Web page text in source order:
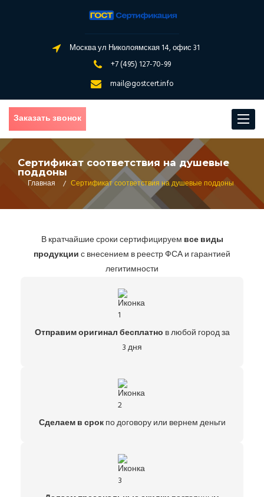
Москва ул Николоямская 14, офис 31
+7 (495) 127-70-99
mail@gostcert.info
Toggle
Заказать звонок
Сертификат соответствия на душевые
поддоны
Главная
/ Сертификат соответствия на душевые поддоны
В кратчайшие сроки сертифицируем все виды
продукциис внесением в реестр ФСА и гарантией
легитимности
Отправим оригинал бесплатно в любой город за
3 дня
Сделаем в срокпо договору или вернем деньги